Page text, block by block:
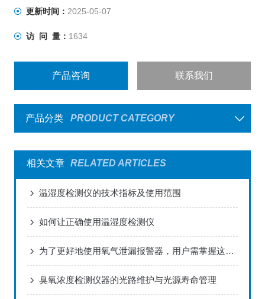
更新时间： 2025-05-07
访 问 量： 1634
产品咨询 联系我们
产品分类 PRODUCT CATEGORY
相关文章 RELATED ARTICLES
温湿度检测仪的技术指标及使用范围
如何让正确使用温湿度检测仪
为了更好地使用氧气泄漏报警器，用户需掌握这些知识
臭氧浓度检测仪器的光路维护与光源寿命管理